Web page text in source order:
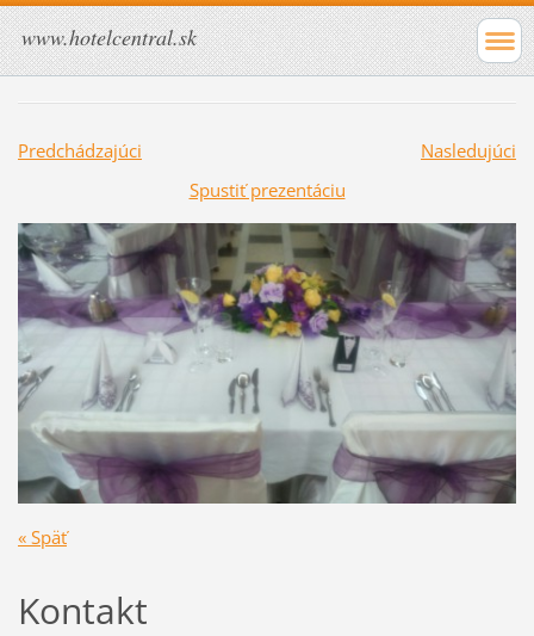
www.hotelcentral.sk
Predchádzajúci
Nasledujúci
Spustiť prezentáciu
« Späť
Kontakt